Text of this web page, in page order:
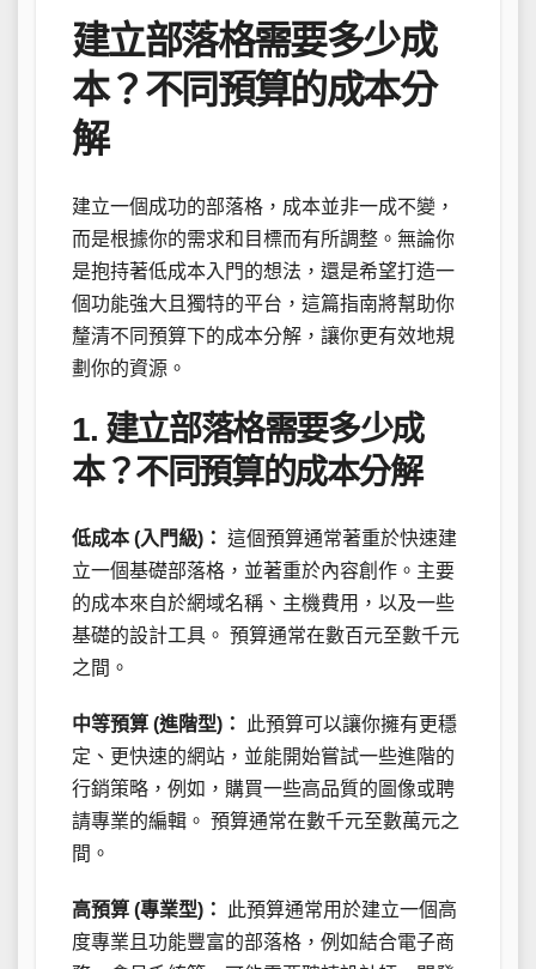
建立部落格需要多少成
本？不同預算的成本分
解
建立一個成功的部落格，成本並非一成不變，
而是根據你的需求和目標而有所調整。無論你
是抱持著低成本入門的想法，還是希望打造一
個功能強大且獨特的平台，這篇指南將幫助你
釐清不同預算下的成本分解，讓你更有效地規
劃你的資源。
1. 建立部落格需要多少成
本？不同預算的成本分解
低成本 (入門級)： 這個預算通常著重於快速建
立一個基礎部落格，並著重於內容創作。主要
的成本來自於網域名稱、主機費用，以及一些
基礎的設計工具。 預算通常在數百元至數千元
之間。
中等預算 (進階型)：
此預算可以讓你擁有更穩
定、更快速的網站，並能開始嘗試一些進階的
行銷策略，例如，購買一些高品質的圖像或聘
請專業的編輯。 預算通常在數千元至數萬元之
間。
高預算 (專業型)：
此預算通常用於建立一個高
度專業且功能豐富的部落格，例如結合電子商